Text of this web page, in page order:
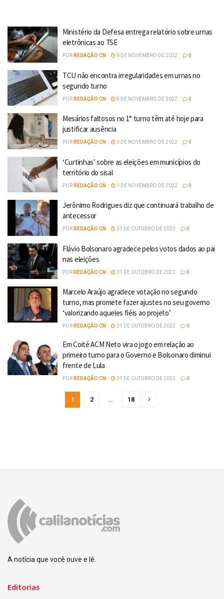
Ministério da Defesa entrega relatório sobre urnas
eletrônicas ao TSE
POR REDAÇÃO CN 9 DE NOVEMBRO DE 2022 0
TCU não encontra irregularidades em urnas no
segundo turno
POR REDAÇÃO CN 8 DE NOVEMBRO DE 2022 0
Mesários faltosos no 1° turno têm até hoje para
justificar ausência
POR REDAÇÃO CN 3 DE NOVEMBRO DE 2022 0
‘Curtinhas’ sobre as eleições em municípios do
território do sisal
POR REDAÇÃO CN 1 DE NOVEMBRO DE 2022 0
Jerônimo Rodrigues diz que continuará trabalho de
antecessor
POR REDAÇÃO CN 31 DE OUTUBRO DE 2022 0
Flávio Bolsonaro agradece pelos votos dados ao pai
nas eleições
POR REDAÇÃO CN 31 DE OUTUBRO DE 2022 0
Marcelo Araújo agradece votação no segundo
turno, mas promete fazer ajustes no seu governo
‘valorizando aqueles fiéis ao projeto’
POR REDAÇÃO CN 31 DE OUTUBRO DE 2022 0
Em Coité ACM Neto vira o jogo em relação ao
primeiro turno para o Governo e Bolsonaro diminui
frente de Lula
POR REDAÇÃO CN 31 DE OUTUBRO DE 2022 0
1 2 … 18
A notícia que você ouve e lê.
Editorias